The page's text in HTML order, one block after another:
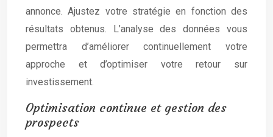
annonce. Ajustez votre stratégie en fonction des
résultats obtenus. L’analyse des données vous
permettra d’améliorer continuellement votre
approche et d’optimiser votre retour sur
investissement.
Optimisation continue et gestion des
prospects